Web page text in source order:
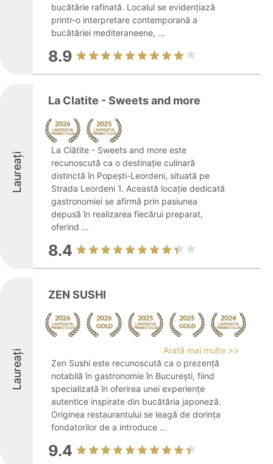
bucătărie rafinată. Localul se evidențiază
printr-o interpretare contemporană a
bucătăriei mediteraneene, ...
8.9
Laureați
La Clatite - Sweets and more
La Clătite - Sweets and more este
recunoscută ca o destinație culinară
distinctă în Popești-Leordeni, situată pe
Strada Leordeni 1. Această locație dedicată
gastronomiei se afirmă prin pasiunea
depusă în realizarea fiecărui preparat,
oferind ...
8.4
Laureați
ZEN SUSHI
Arată mai multe >>
Zen Sushi este recunoscută ca o prezență
notabilă în gastronomie în București, fiind
specializată în oferirea unei experiențe
autentice inspirate din bucătăria japoneză.
Originea restaurantului se leagă de dorința
fondatorilor de a introduce ...
9.4